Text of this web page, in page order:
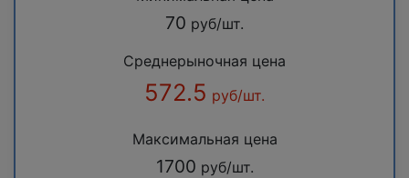
70 руб/шт.
Среднерыночная цена
572.5 руб/шт.
Максимальная цена
1700 руб/шт.